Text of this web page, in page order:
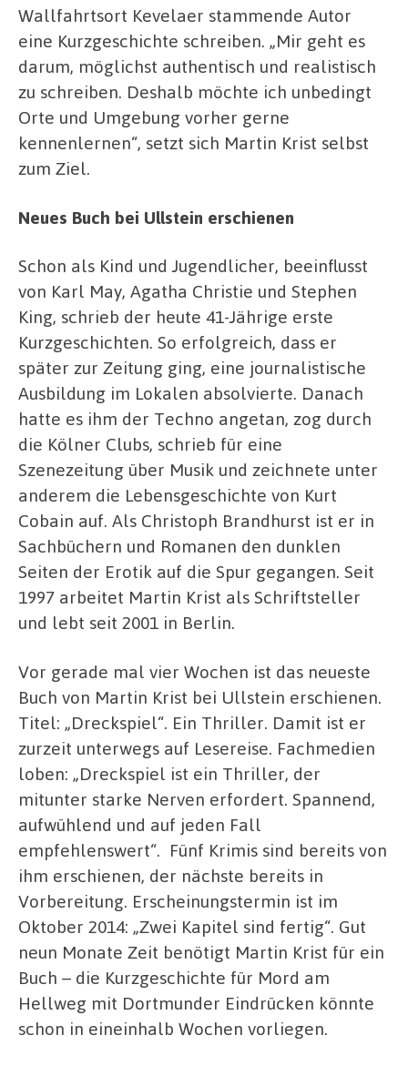
Wallfahrtsort Kevelaer stammende Autor
eine Kurzgeschichte schreiben. „Mir geht es
darum, möglichst authentisch und realistisch
zu schreiben. Deshalb möchte ich unbedingt
Orte und Umgebung vorher gerne
kennenlernen“, setzt sich Martin Krist selbst
zum Ziel.
Neues Buch bei Ullstein erschienen
Schon als Kind und Jugendlicher, beeinflusst
von Karl May, Agatha Christie und Stephen
King, schrieb der heute 41-Jährige erste
Kurzgeschichten. So erfolgreich, dass er
später zur Zeitung ging, eine journalistische
Ausbildung im Lokalen absolvierte. Danach
hatte es ihm der Techno angetan, zog durch
die Kölner Clubs, schrieb für eine
Szenezeitung über Musik und zeichnete unter
anderem die Lebensgeschichte von Kurt
Cobain auf. Als Christoph Brandhurst ist er in
Sachbüchern und Romanen den dunklen
Seiten der Erotik auf die Spur gegangen. Seit
1997 arbeitet Martin Krist als Schriftsteller
und lebt seit 2001 in Berlin.
Vor gerade mal vier Wochen ist das neueste
Buch von Martin Krist bei Ullstein erschienen.
Titel: „Dreckspiel“. Ein Thriller. Damit ist er
zurzeit unterwegs auf Lesereise. Fachmedien
loben: „Dreckspiel ist ein Thriller, der
mitunter starke Nerven erfordert. Spannend,
aufwühlend und auf jeden Fall
empfehlenswert“. Fünf Krimis sind bereits von
ihm erschienen, der nächste bereits in
Vorbereitung. Erscheinungstermin ist im
Oktober 2014: „Zwei Kapitel sind fertig“. Gut
neun Monate Zeit benötigt Martin Krist für ein
Buch – die Kurzgeschichte für Mord am
Hellweg mit Dortmunder Eindrücken könnte
schon in eineinhalb Wochen vorliegen.